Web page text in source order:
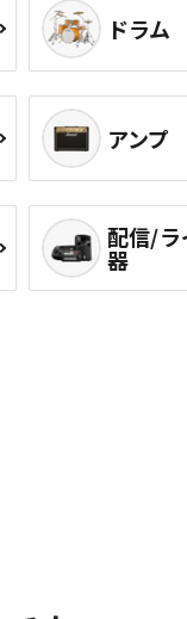
ドラム
アンプ
配信/ラ
器